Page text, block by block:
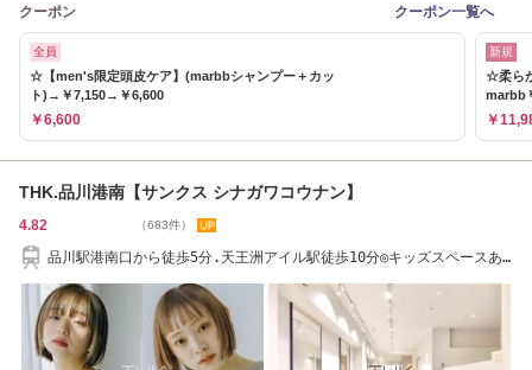
クーポン クーポン一覧へ
全員
☆【men's限定頭皮ケア】(marbbシャンプー＋カッ
ト)→￥7,150→￥6,600
￥6,600
新規
☆柔ら
marbb
￥
THK.品川港南【サンクス シナガワコウナン】
4.82 （683件）
品川駅港南口から徒歩5分.天王洲アイル駅徒歩10分◎キッズスペースあ